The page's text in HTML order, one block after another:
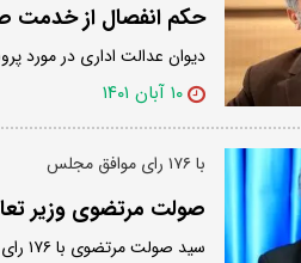
حکم انفصال از خدمت
دیوان عدالت اداری در مورد
۱۰ آبان ۱۴۰۱
با ۱۷۶ رای موافق مجلس
صولت مرتضوی وزیر
سید صولت مرتضوی با ۱۷۶ رای موافق مجلس، وزیر تعاون، کار و رفاه اجتماعی دولت سیزدهم شد.